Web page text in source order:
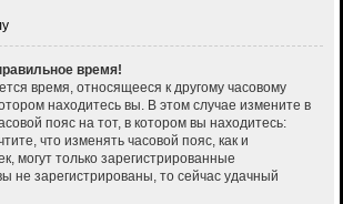
время!
время, относящееся к другому часовому
находитесь вы. В этом случае измените в
пояс на тот, в котором вы находитесь:
что изменять часовой пояс, как и
могут только зарегистрированные
не зарегистрированы, то сейчас удачный